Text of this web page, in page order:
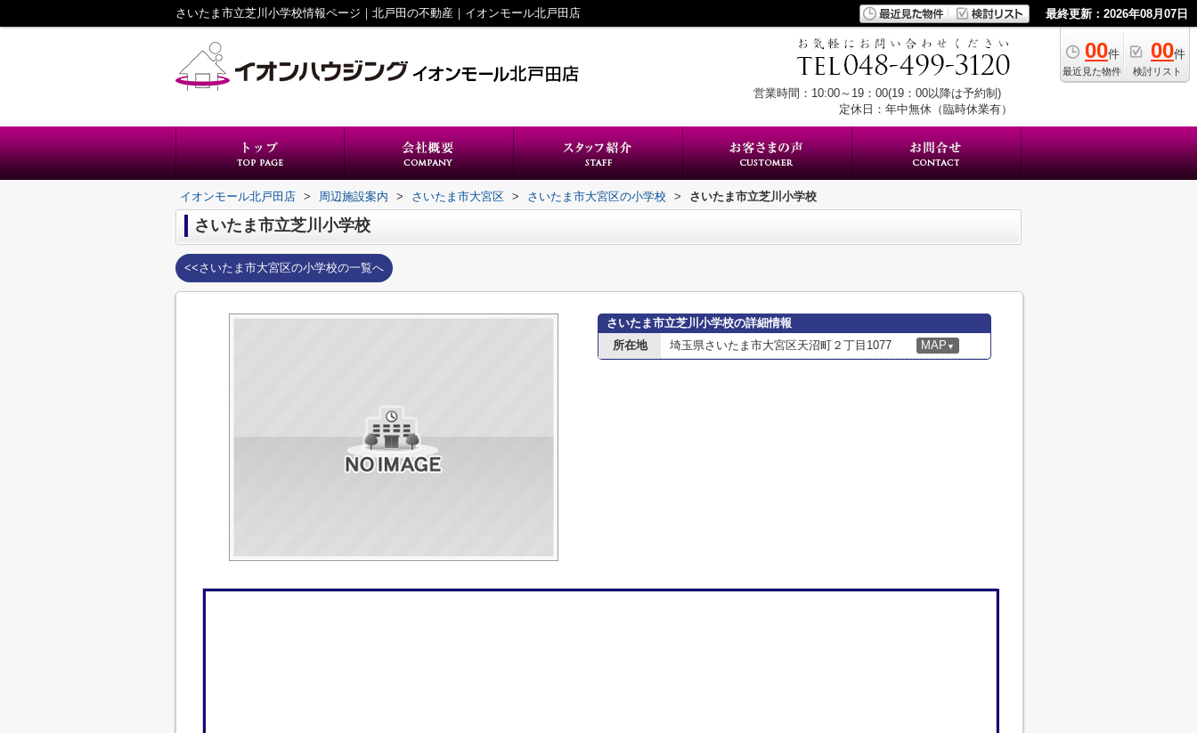
さいたま市立芝川小学校情報ページ｜北戸田の不動産｜イオンモール北戸田店 最終更新：2026年08月07日
00件
最近見た物件
00件
検討リスト
営業時間：10:00～19：00(19：00以降は予約制)
定休日：年中無休（臨時休業有）
イオンモール北戸田店 > 周辺施設案内 > さいたま市大宮区 > さいたま市大宮区の小学校 > さいたま市立芝川小学校
さいたま市立芝川小学校
<<さいたま市大宮区の小学校の一覧へ
さいたま市立芝川小学校の詳細情報
所在地
埼玉県さいたま市大宮区天沼町２丁目1077 MAP ▼